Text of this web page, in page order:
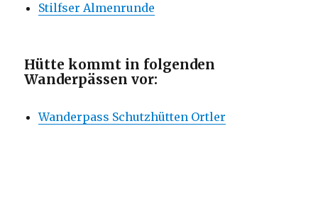
Stilfser Almenrunde
Hütte kommt in folgenden
Wanderpässen vor:
Wanderpass Schutzhütten Ortler